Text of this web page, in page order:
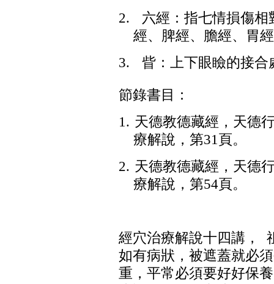
2.
六經：指七情損傷
經、脾經、膽經、胃
3.
眥：上下眼瞼的接合
節錄書目：
1. 天德教德藏經，天德
療解說，第31 頁。
2. 天德教德藏經，天德
療解說，第54頁。
經穴治療解說十四講，
如有病狀，被遮蓋就必
重，平常必須要好好保